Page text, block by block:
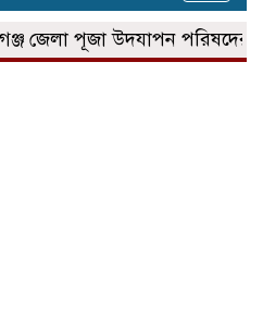
পূজা উদযাপন পরিষদের ৮১